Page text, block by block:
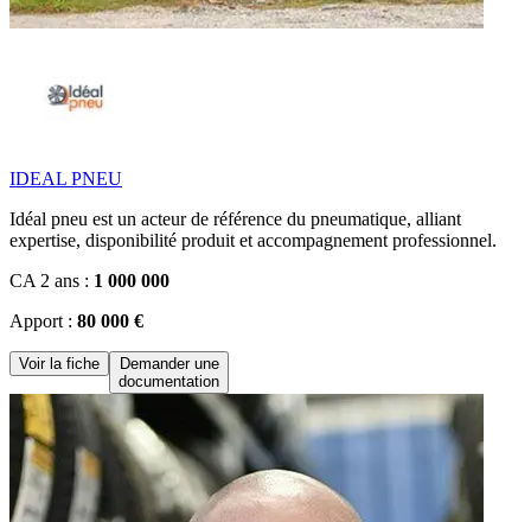
IDEAL PNEU
Idéal pneu est un acteur de référence du pneumatique, alliant
expertise, disponibilité produit et accompagnement professionnel.
CA 2 ans : 1 000 000
Apport : 80 000 €
Voir la fiche
Demander une
documentation